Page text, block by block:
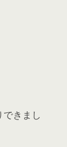
きまし